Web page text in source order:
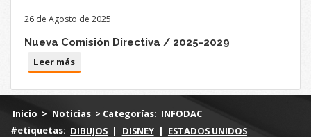
26 de Agosto de 2025
Nueva Comisión Directiva / 2025-2029
Leer más
Inicio > Noticias > Categorías: INFODAC
#etiquetas: DIBUJOS | DISNEY | ESTADOS UNIDOS